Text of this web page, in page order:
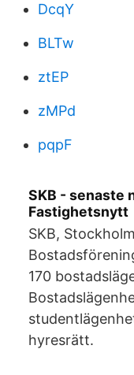
DcqY
BLTw
ztEP
zMPd
pqpF
SKB - senaste
Fastighetsnytt
SKB,
170
hyresrätt.